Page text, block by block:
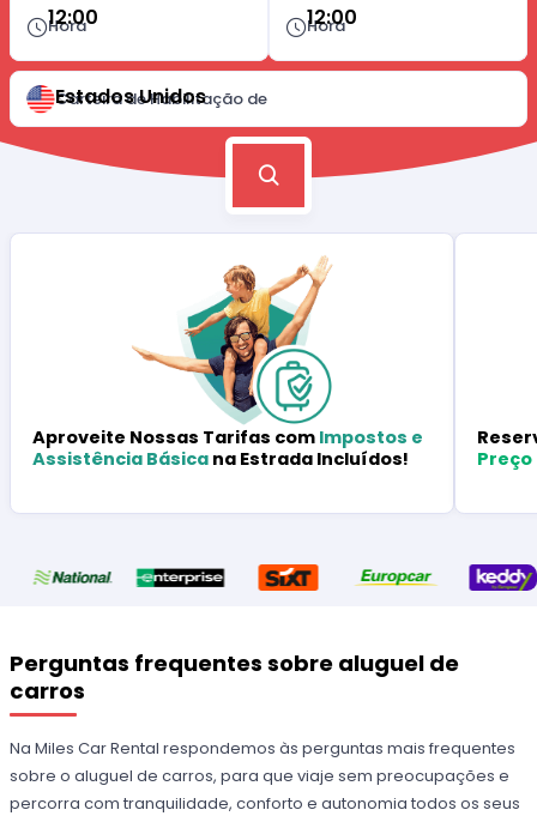
Hora
12:00 Hora
12:00
Carteira de Habilitação de
Estados Unidos
Aproveite Nossas Tarifas com Impostos e
Assistência Básica na Estrada Incluídos!
Preço
Perguntas frequentes sobre aluguel de
carros
Na Miles Car Rental respondemos às perguntas mais frequentes
sobre o aluguel de carros, para que viaje sem preocupações e
percorra com tranquilidade, conforto e autonomia todos os seus